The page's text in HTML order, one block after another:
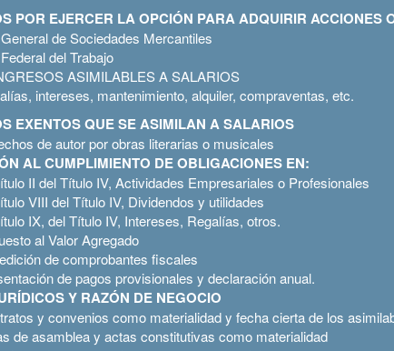
POR EJERCER LA OPCIÓN PARA ADQUIRIR ACCIONES
de Sociedades Mercantiles
del Trabajo
ASIMILABLES A SALARIOS
intereses, mantenimiento, alquiler, compraventas, etc.
EXENTOS QUE SE ASIMILAN A SALARIOS
de autor por obras literarias o musicales
AL CUMPLIMIENTO DE OBLIGACIONES EN:
II del Título IV, Actividades Empresariales o Profesionales
VIII del Título IV, Dividendos y utilidades
IX, del Título IV, Intereses, Regalías, otros.
al Valor Agregado
de comprobantes fiscales
de pagos provisionales y declaración anual.
Y RAZÓN DE NEGOCIO
y convenios como materialidad y fecha cierta de los
de asamblea y actas constitutivas como materialidad